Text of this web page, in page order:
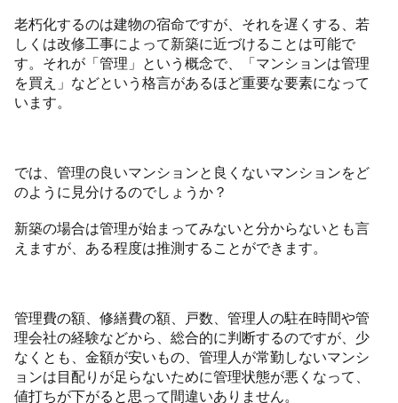
老朽化するのは建物の宿命ですが、それを遅くする、若
しくは改修工事によって新築に近づけることは可能で
す。それが「管理」という概念で、「マンションは管理
を買え」などという格言があるほど重要な要素になって
います。
では、管理の良いマンションと良くないマンションをど
のように見分けるのでしょうか？
新築の場合は管理が始まってみないと分からないとも言
えますが、ある程度は推測することができます。
管理費の額、修繕費の額、戸数、管理人の駐在時間や管
理会社の経験などから、総合的に判断するのですが、少
なくとも、金額が安いもの、管理人が常勤しないマンシ
ョンは目配りが足らないために管理状態が悪くなって、
値打ちが下がると思って間違いありません。